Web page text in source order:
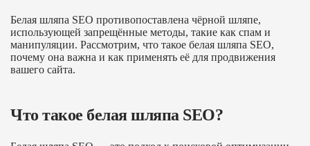
Белая шляпа SEO противопоставлена чёрной шляпе,
использующей запрещённые методы, такие как спам и
манипуляции. Рассмотрим, что такое белая шляпа SEO,
почему она важна и как применять её для продвижения
вашего сайта.
Что такое белая шляпа SEO?